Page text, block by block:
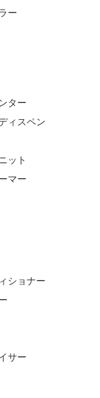
ー
ター
ィスペン
ット
マー
ショナー
サー